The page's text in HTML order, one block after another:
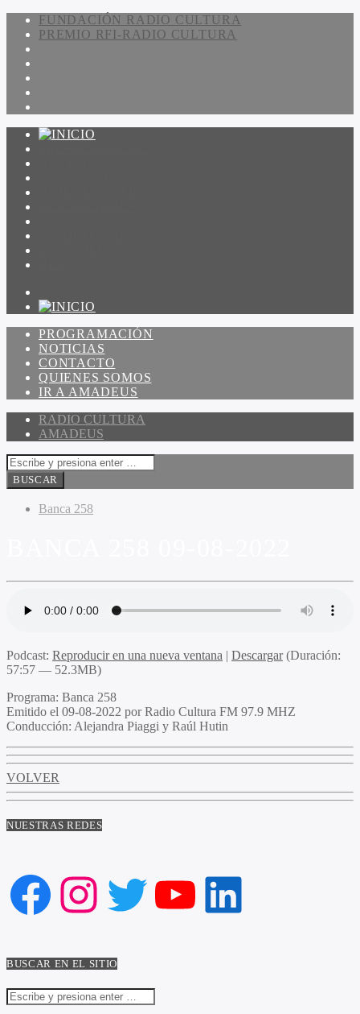
FUNDACIÓN RADIO CULTURA
PREMIO RFI-RADIO CULTURA
PROGRAMACIÓN
NOTICIAS
CONTACTO
QUIENES SOMOS
IR A AMADEUS
RADIO CULTURA
AMADEUS
Banca 258
Podcast: Reproducir en una nueva ventana | Descargar(Duración:
57:57 — 52.3MB)
Programa: Banca 258
Emitido el 09-08-2022 por Radio Cultura FM 97.9 MHZ
Conducción: Alejandra Piaggi y Raúl Hutin
VOLVER
NUESTRAS REDES
Facebook
Instagram
Twitter
YouTube
LinkedIn
BUSCAR EN EL SITIO